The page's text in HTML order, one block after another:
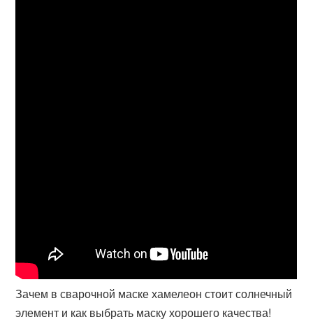
Зачем в сварочной маске хамелеон стоит солнечный
элемент и как выбрать маску хорошего качества!